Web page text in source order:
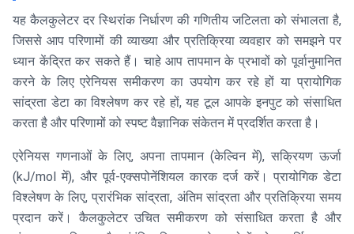
यह कैलकुलेटर दर स्थिरांक निर्धारण की गणितीय जटिलता को संभालता है,
जिससे आप परिणामों की व्याख्या और प्रतिक्रिया व्यवहार को समझने पर
ध्यान केंद्रित कर सकते हैं। चाहे आप तापमान के प्रभावों को पूर्वानुमानित
करने के लिए एरेनियस समीकरण का उपयोग कर रहे हों या प्रायोगिक
सांद्रता डेटा का विश्लेषण कर रहे हों, यह टूल आपके इनपुट को संसाधित
करता है और परिणामों को स्पष्ट वैज्ञानिक संकेतन में प्रदर्शित करता है।
एरेनियस गणनाओं के लिए, अपना तापमान (केल्विन में), सक्रियण ऊर्जा
(kJ/mol में), और पूर्व-एक्सपोनेंशियल कारक दर्ज करें। प्रायोगिक डेटा
विश्लेषण के लिए, प्रारंभिक सांद्रता, अंतिम सांद्रता और प्रतिक्रिया समय
प्रदान करें। कैलकुलेटर उचित समीकरण को संसाधित करता है और